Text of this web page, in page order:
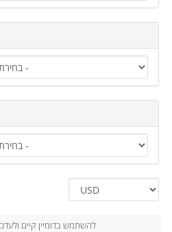
להשתמש בדומיין קיים